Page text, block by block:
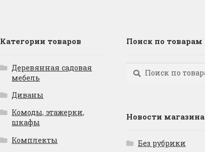
Категории товаров
Деревянная садовая
мебель
Диваны
Комоды, этажерки,
шкафы
Комплекты
Поиск по товарам
Искать:
Поиск
Новости магазина
Без рубрики